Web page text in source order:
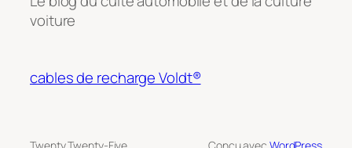
voiture
cables de recharge Voldt®